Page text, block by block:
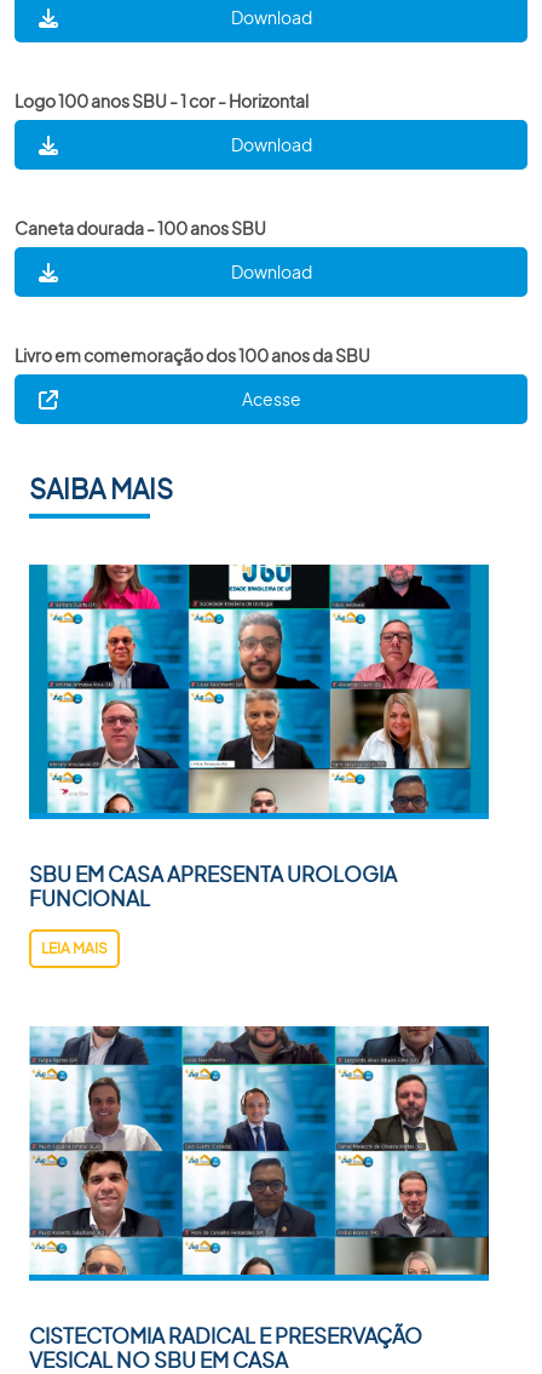
Download
Logo 100 anos SBU - 1 cor - Horizontal
Download
Caneta dourada - 100 anos SBU
Download
Livro em comemoração dos 100 anos da SBU
Acesse
SAIBA MAIS
SBU EM CASA APRESENTA UROLOGIA
FUNCIONAL
LEIA MAIS
CISTECTOMIA RADICAL E PRESERVAÇÃO
VESICAL NO SBU EM CASA